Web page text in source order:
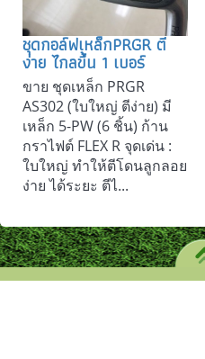
ชุดกอล์ฟเหล็กPRGR ตี
ง่าย ไกลขึ้น 1 เบอร์
ขาย ชุดเหล็ก PRGR
AS302 (ใบใหญ่ ตีง่าย) มี
เหล็ก 5-PW (6 ชิ้น) ก้าน
กราไฟต์ FLEX R จุดเด่น :
ใบใหญ่ ทำให้ตีโดนลูกลอย
ง่าย ได้ระยะ ตีไ...